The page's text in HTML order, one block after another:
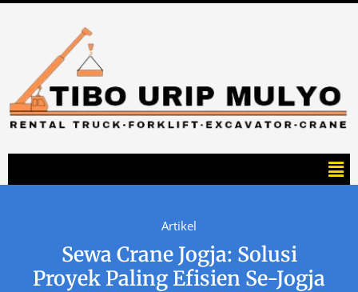
Artikel
Sewa Crane Jogja: Solusi
Proyek Paling Efisien Se-Jogja